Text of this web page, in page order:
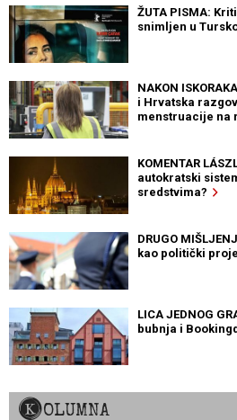
ŽUTA PISMA:
snimljen u
NAKON
i Hrvatska
menstruacije na
KOMENTAR
autokratski
sredstvima?
DRUGO
kao politički
LICA JEDNOG
bubnja i
KOLUMNA